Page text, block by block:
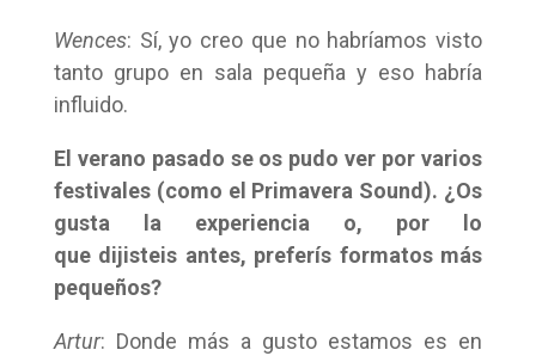
Wences: Sí, yo creo que no habríamos visto
tanto grupo en sala pequeña y eso habría
influido.
El verano pasado se os pudo ver por varios
festivales (como el Primavera Sound). ¿Os
gusta la experiencia o, por lo
que dijisteis antes, preferís formatos más
pequeños?
Artur: Donde más a gusto estamos es en